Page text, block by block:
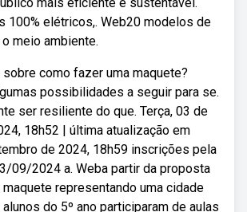
100% elétricos,. Web20 modelos de
meio ambiente.
sobre como fazer uma maquete?
possibilidades a seguir para se.
ser resiliente do que. Terça, 03 de
18h52 | última atualização em
de 2024, 18h59 inscrições pela
09/2024 a. Weba partir da proposta
representando uma cidade
do 5º ano participaram de aulas